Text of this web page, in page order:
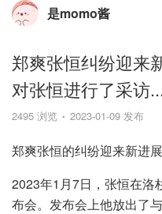
是momo酱
郑爽张恒纠纷迎来​
对张恒进行了采访
2495 浏览 2023-01-09 发布
郑爽张恒的纠纷迎来新进展
2023年1月7日，张恒在洛
布会。发布会上他放出了